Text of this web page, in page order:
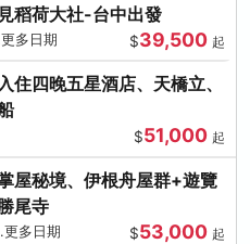
稻荷大社-台中出發
多日期 $39,500 起
住四晚五星酒店、天橋立、
$51,000 起
屋秘境、伊根舟屋群+遊覽
尾寺
多日期 $53,000 起